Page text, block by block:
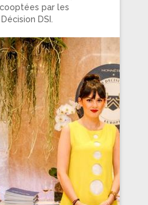
par les
DSI.